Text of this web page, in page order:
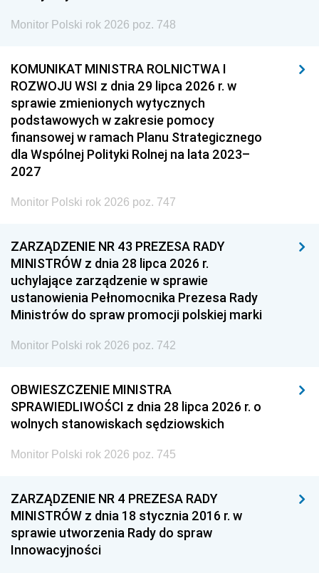
Monitor Polski rok 2026 poz. 748
KOMUNIKAT MINISTRA ROLNICTWA I
ROZWOJU WSI z dnia 29 lipca 2026 r. w
sprawie zmienionych wytycznych
podstawowych w zakresie pomocy
finansowej w ramach Planu Strategicznego
dla Wspólnej Polityki Rolnej na lata 2023–
2027
Monitor Polski rok 2026 poz. 747
ZARZĄDZENIE NR 43 PREZESA RADY
MINISTRÓW z dnia 28 lipca 2026 r.
uchylające zarządzenie w sprawie
ustanowienia Pełnomocnika Prezesa Rady
Ministrów do spraw promocji polskiej marki
Monitor Polski rok 2026 poz. 742
OBWIESZCZENIE MINISTRA
SPRAWIEDLIWOŚCI z dnia 28 lipca 2026 r. o
wolnych stanowiskach sędziowskich
Monitor Polski rok 2026 poz. 745
ZARZĄDZENIE NR 4 PREZESA RADY
MINISTRÓW z dnia 18 stycznia 2016 r. w
sprawie utworzenia Rady do spraw
Innowacyjności